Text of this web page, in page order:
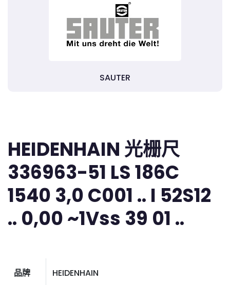
SAUTER
HEIDENHAIN 光栅尺
336963-51 LS 186C
1540 3,0 C001 .. I 52S12
.. 0,00 ~1Vss 39 01 ..
品牌 HEIDENHAIN